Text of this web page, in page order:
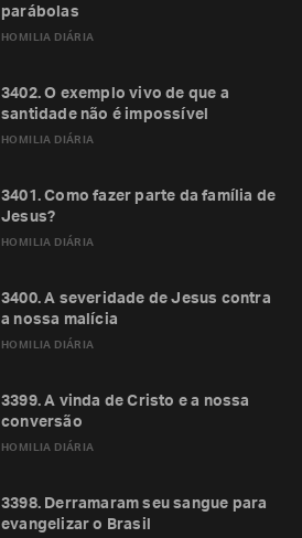
HOMILIA DIÁRIA
parábolas
HOMILIA DIÁRIA
3402. O exemplo vivo de que a
santidade não é impossível
HOMILIA DIÁRIA
3401. Como fazer parte da família de
Jesus?
HOMILIA DIÁRIA
3400. A severidade de Jesus contra
a nossa malícia
HOMILIA DIÁRIA
3399. A vinda de Cristo e a nossa
conversão
3398. Derramaram seu sangue para
evangelizar o Brasil